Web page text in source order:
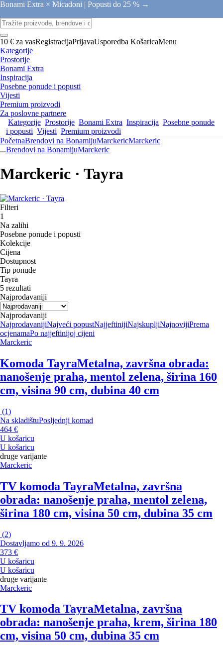
Bonami Extra × Micadoni | Popusti do 25 % →
10 € za vasRegistracijaPrijavaUsporedba KošaricaMenu
Kategorije
Prostorije
Bonami Extra
Inspiracija
Posebne ponude i popusti
Vijesti
Premium proizvodi
Za poslovne partnere
Kategorije Prostorije Bonami Extra Inspiracija Posebne ponude
i popusti Vijesti Premium proizvodi
PočetnaBrendovi na BonamijuMarckericMarckeric
...Brendovi na BonamijuMarckeric
Marckeric · Tayra
Filteri
1
Na zalihi
Posebne ponude i popusti
Kolekcije
Cijena
Dostupnost
Tip ponude
Tayra
5 rezultati
Najprodavaniji
Najprodavaniji
NajprodavanijiNajveći popustNajjeftinijiNajskupljiNajnovijiPrema
ocjenamaPo najjeftinijoj cijeni
Marckeric
Komoda TayraMetalna, završna obrada:
nanošenje praha, mentol zelena, širina 160
cm, visina 90 cm, dubina 40 cm
(1)
Na skladištuPosljednji komad
464 €
U košaricu
U košaricu
druge varijante
Marckeric
TV komoda TayraMetalna, završna
obrada: nanošenje praha, mentol zelena,
širina 180 cm, visina 50 cm, dubina 35 cm
(2)
Dostavljamo od 9. 9. 2026
373 €
U košaricu
U košaricu
druge varijante
Marckeric
TV komoda TayraMetalna, završna
obrada: nanošenje praha, krem, širina 180
cm, visina 50 cm, dubina 35 cm